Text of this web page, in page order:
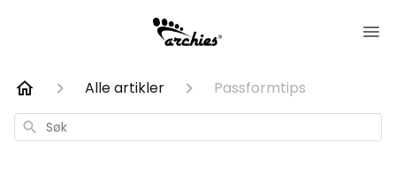
Alle artikler Passformtips
Søk